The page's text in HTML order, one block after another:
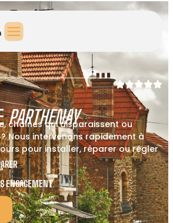
PARTHENAY
chaînes qui disparaissent ou
Nous intervenons rapidement à
pour installer, réparer ou régler
ENGAGEMENT